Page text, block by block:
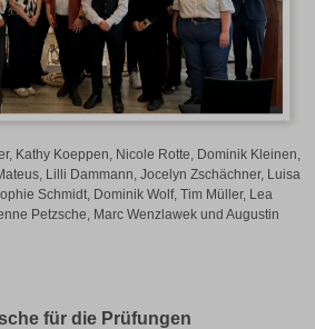
Kathy Koeppen, Nicole Rotte, Dominik Kleinen,
Lilli Dammann, Jocelyn Zschächner, Luisa
Schmidt, Dominik Wolf, Tim Müller, Lea
Petzsche, Marc Wenzlawek und Augustin
für die Prüfungen